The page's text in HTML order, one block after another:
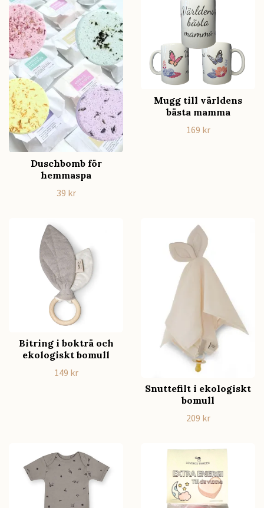
Duschbomb för
hemmaspa
39 kr
Mugg till världens
bästa mamma
169 kr
Bitring i bokträ och
ekologiskt bomull
149 kr
Snuttefilt i ekologiskt
bomull
209 kr